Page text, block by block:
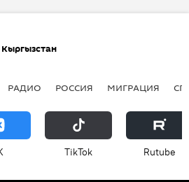
Кыргызстан
РАДИО РОССИЯ МИГРАЦИЯ
ТikТоk Rutube